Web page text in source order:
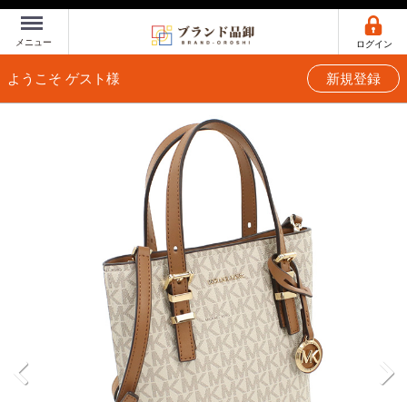
Menu
メニュー ログイン
ようこそ ゲスト様 新規登録